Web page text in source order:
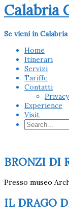
Calabria
Se vieni in
Home
Itinerari
Servizi
Tariffe
Contatti
Experience
Visit
BRONZI DI
Presso museo
IL DRAGO